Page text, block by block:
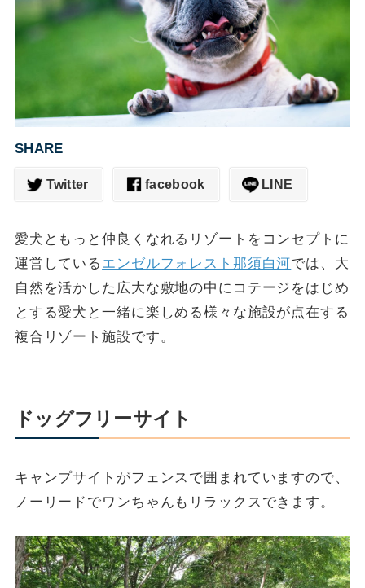
SHARE
Twitter facebook LINE
愛犬ともっと仲良くなれるリゾートをコンセプトに
運営している エンゼルフォレスト那須白河では、大
自然を活かした広大な敷地の中にコテージをはじめ
とする愛犬と一緒に楽しめる様々な施設が点在する
複合リゾート施設です。
ドッグフリーサイト
キャンプサイトがフェンスで囲まれていますので、
ノーリードでワンちゃんもリラックスできます。